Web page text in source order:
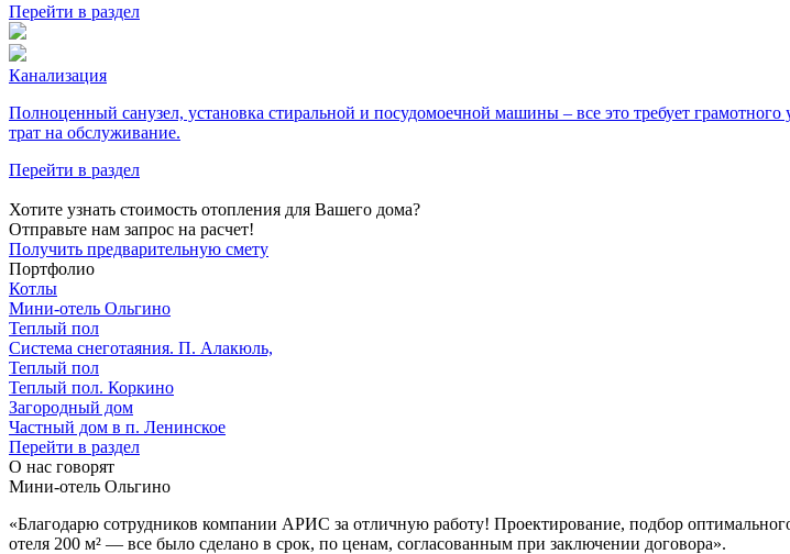
Перейти в раздел
Канализация
Полноценный санузел, установка стиральной и посудомоечной машины – все это требует
трат на обслуживание.
Перейти в раздел
Хотите узнать стоимость отопления для Вашего дома?
Отправьте нам запрос на расчет!
Получить предварительную смету
Портфолио
Котлы
Мини‑‏отель Ольгино
Теплый пол
Система снеготаяния. П. Алакюль,
Теплый пол
Теплый пол. Коркино
Загородный дом
Частный дом в п. Ленинское
Перейти в раздел
О нас говорят
Мини-отель Ольгино
«Благодарю сотрудников компании АРИС за отличную работу! Проектирование, подбор
отеля 200 м² — все было сделано в срок, по ценам, согласованным при заключении договора».